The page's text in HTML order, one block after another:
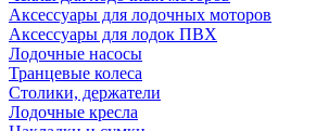
Аксессуары для лодочных моторов
Аксессуары для лодок ПВХ
Лодочные насосы
Транцевые колеса
Столики, держатели
Лодочные кресла